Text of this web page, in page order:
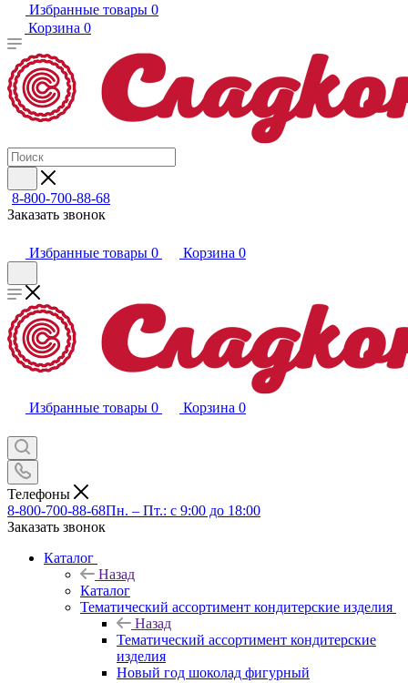
Избранные товары 0
Корзина 0
8-800-700-88-68
Заказать звонок
Избранные товары 0 Корзина 0
Избранные товары 0 Корзина 0
Телефоны
8-800-700-88-68Пн. – Пт.: с 9:00 до 18:00
Заказать звонок
Каталог
Назад
Каталог
Тематический ассортимент кондитерские изделия
Назад
Тематический ассортимент кондитерские
изделия
Новый год шоколад фигурный